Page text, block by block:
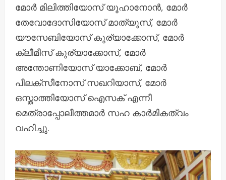
മോർ മിലിത്തിയോസ് യൂഹാനോൻ, മോർ
തേവോദോസിയോസ് മാത്യൂസ്, മോർ
യൗസേബിയോസ് കുര്യാക്കോസ്, മോർ
ക്ലീമീസ് കുര്യാക്കോസ്, മോർ
അന്തോണിയോസ് യാക്കോബ്, മോർ
പീലക്സീനോസ് സഖറിയാസ്, മോർ
ഒസ്താത്തിയോസ് ഐസക് എന്നീ
മെത്രാപ്പോലീത്തമാർ സഹ കാർമികത്വം
വഹിച്ചു.